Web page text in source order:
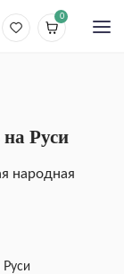
0
Руси
народная